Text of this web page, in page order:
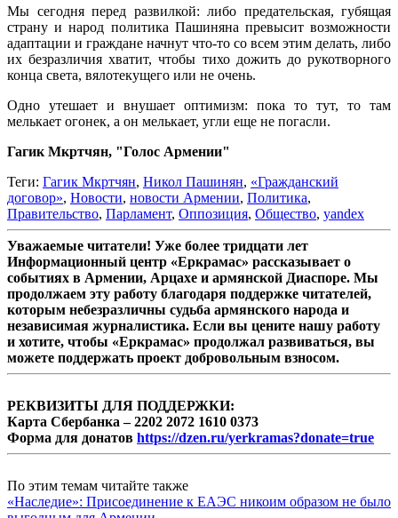
Мы сегодня перед развилкой: либо предательская, губящая
страну и народ политика Пашиняна превысит возможности
адаптации и граждане начнут что-то со всем этим делать, либо
их безразличия хватит, чтобы тихо дожить до рукотворного
конца света, вялотекущего или не очень.
Одно утешает и внушает оптимизм: пока то тут, то там
мелькает огонек, а он мелькает, угли еще не погасли.
Гагик Мкртчян, "Голос Армении"
Теги: Гагик Мкртчян, Никол Пашинян, «Гражданский
договор», Новости, новости Армении, Политика,
Правительство, Парламент, Оппозиция, Общество, yandex
Уважаемые читатели! Уже более тридцати лет
Информационный центр «Еркрамас» рассказывает о
событиях в Армении, Арцахе и армянской Диаспоре. Мы
продолжаем эту работу благодаря поддержке читателей,
которым небезразличны судьба армянского народа и
независимая журналистика. Если вы цените нашу работу
и хотите, чтобы «Еркрамас» продолжал развиваться, вы
можете поддержать проект добровольным взносом.
РЕКВИЗИТЫ ДЛЯ ПОДДЕРЖКИ:
Карта Сбербанка – 2202 2072 1610 0373
Форма для донатов https://dzen.ru/yerkramas?donate=true
По этим темам читайте также
«Наследие»: Присоединение к ЕАЭС никоим образом не было